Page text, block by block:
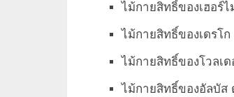
ไม้กายสิทธิ์ของเฮอร์ไ
ไม้กายสิทธิ์ของเดรโ
ไม้กายสิทธิ์ของโวลเด
ไม้กายสิทธิ์ของอัลบัส